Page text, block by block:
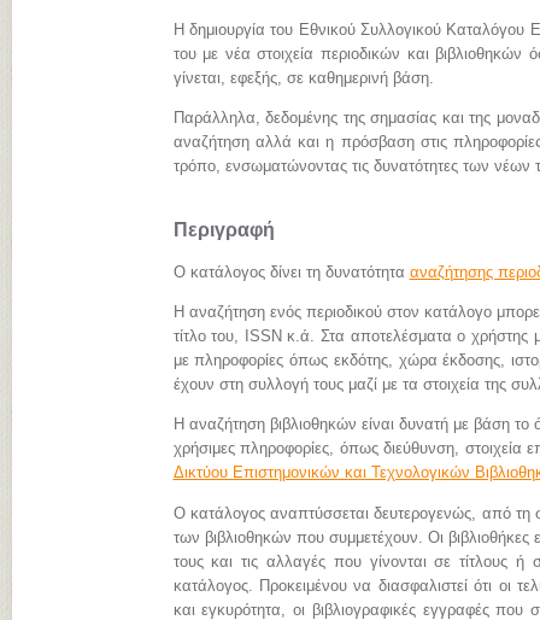
Η δημιουργία του Εθνικού Συλλογικού Καταλόγου
του με νέα στοιχεία περιοδικών και
γίνεται, εφεξής, σε καθημερινή βάση.
Παράλληλα, δεδομένης της σημασίας και της
αναζήτηση αλλά και η πρόσβαση στις
τρόπο, ενσωματώνοντας τις δυνατότητες των νέων
Περιγραφή
Ο κατάλογος δίνει τη δυνατότητα αναζήτησης
Η αναζήτηση ενός περιοδικού στον κατάλογο
τίτλο του, ISSN κ.ά. Στα αποτελέσματα ο χρήστης
με πληροφορίες όπως εκδότης, χώρα έκδοσης,
έχουν στη συλλογή τους μαζί με τα στοιχεία της
Η αναζήτηση βιβλιοθηκών είναι δυνατή με βάση το
χρήσιμες πληροφορίες, όπως διεύθυνση, στοιχεία
Δικτύου Επιστημονικών και Τεχνολογικών
Ο κατάλογος αναπτύσσεται δευτερογενώς, από
των βιβλιοθηκών που συμμετέχουν. Οι
τους και τις αλλαγές που γίνονται σε τίτλους
κατάλογος. Προκειμένου να διασφαλιστεί ότι οι
και εγκυρότητα, οι βιβλιογραφικές εγγραφές που